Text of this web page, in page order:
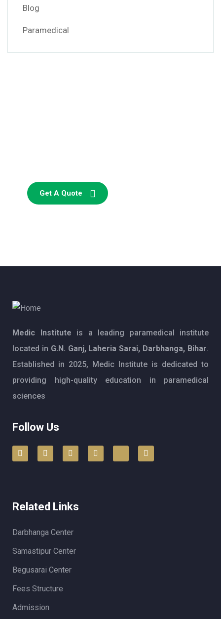
Blog
Paramedical
Get A Quote
Medic Institute is a leading paramedical institute
located in G.N. Ganj, Laheria Sarai, Darbhanga, Bihar.
Established in 2025, Medic Institute is dedicated to
providing high-quality education in paramedical
sciences
Follow Us
Related Links
Darbhanga Center
Samastipur Center
Begusarai Center
Fees Structure
Admission